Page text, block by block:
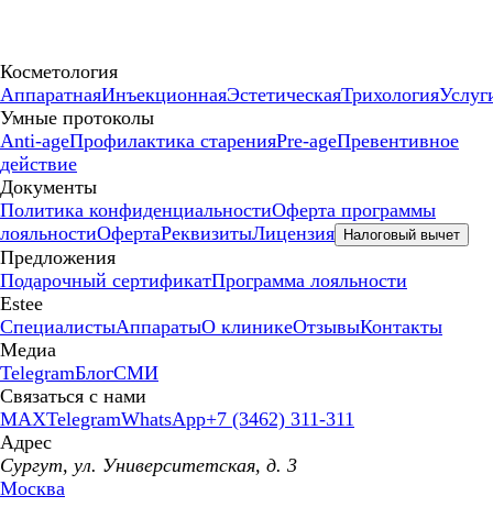
Косметология
АппаратнаяИнъекционнаяЭстетическаяТрихология
Умные протоколы
Anti-ageПрофилактика старенияPre-ageПревентивное
действие
Документы
Политика конфиденциальностиОферта программы
лояльностиОфертаРеквизитыЛицензия Налоговый вычет
Предложения
Подарочный сертификатПрограмма лояльности
Estee
СпециалистыАппаратыО клиникеОтзывыКонтакты
Медиа
TelegramБлогСМИ
Связаться с нами
MAXTelegramWhatsApp+7 (3462) 311-311
Адрес
Сургут, ул. Университетская, д. 3
Москва